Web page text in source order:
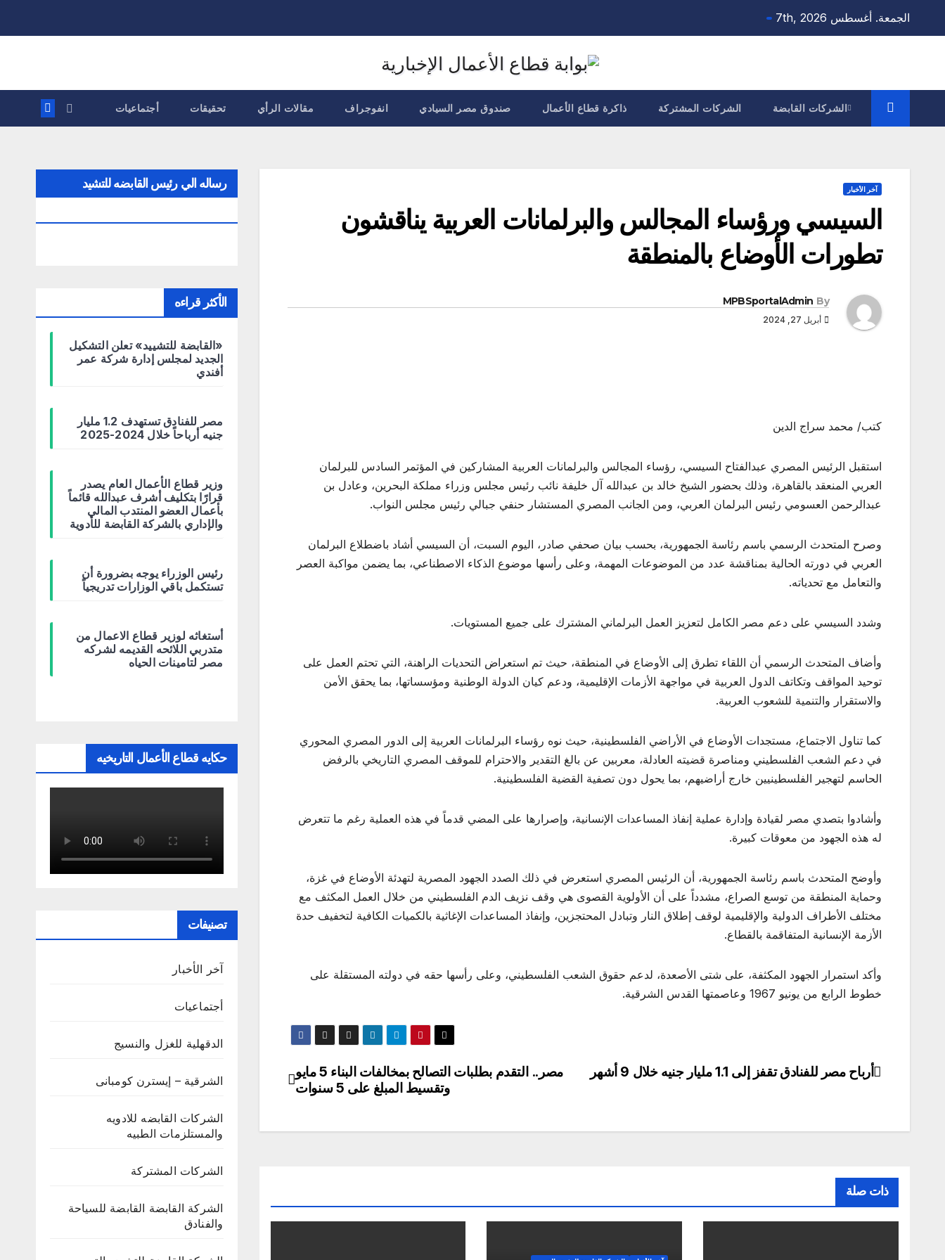
الجمعة. أغسطس 7th, 2026
الشركات القابضة الشركات المشتركة ذاكرة قطاع الأعمال صندوق مصر السيادي انفوجراف مقالات الرأي تحقيقات أجتماعيات
آخر الأخبار
السيسي ورؤساء المجالس والبرلمانات العربية يناقشون
تطورات الأوضاع بالمنطقة
By
MPBSportalAdmin
أبريل 27, 2024
كتب/ محمد سراج الدين
استقبل الرئيس المصري عبدالفتاح السيسي، رؤساء المجالس والبرلمانات العربية المشاركين في المؤتمر السادس للبرلمان
العربي المنعقد بالقاهرة، وذلك بحضور الشيخ خالد بن عبدالله آل خليفة نائب رئيس مجلس وزراء مملكة البحرين، وعادل بن
عبدالرحمن العسومي رئيس البرلمان العربي، ومن الجانب المصري المستشار حنفي جبالي رئيس مجلس النواب.
وصرح المتحدث الرسمي باسم رئاسة الجمهورية، بحسب بيان صحفي صادر، اليوم السبت، أن السيسي أشاد باضطلاع البرلمان
العربي في دورته الحالية بمناقشة عدد من الموضوعات المهمة، وعلى رأسها موضوع الذكاء الاصطناعي، بما يضمن مواكبة العصر
والتعامل مع تحدياته.
وشدد السيسي على دعم مصر الكامل لتعزيز العمل البرلماني المشترك على جميع المستويات.
وأضاف المتحدث الرسمي أن اللقاء تطرق إلى الأوضاع في المنطقة، حيث تم استعراض التحديات الراهنة، التي تحتم العمل على
توحيد المواقف وتكاتف الدول العربية في مواجهة الأزمات الإقليمية، ودعم كيان الدولة الوطنية ومؤسساتها، بما يحقق الأمن
والاستقرار والتنمية للشعوب العربية.
كما تناول الاجتماع، مستجدات الأوضاع في الأراضي الفلسطينية، حيث نوه رؤساء البرلمانات العربية إلى الدور المصري المحوري
في دعم الشعب الفلسطيني ومناصرة قضيته العادلة، معربين عن بالغ التقدير والاحترام للموقف المصري التاريخي بالرفض
الحاسم لتهجير الفلسطينيين خارج أراضيهم، بما يحول دون تصفية القضية الفلسطينية.
وأشادوا بتصدي مصر لقيادة وإدارة عملية إنفاذ المساعدات الإنسانية، وإصرارها على المضي قدماً في هذه العملية رغم ما تتعرض
له هذه الجهود من معوقات كبيرة.
وأوضح المتحدث باسم رئاسة الجمهورية، أن الرئيس المصري استعرض في ذلك الصدد الجهود المصرية لتهدئة الأوضاع في غزة،
وحماية المنطقة من توسع الصراع، مشدداً على أن الأولوية القصوى هي وقف نزيف الدم الفلسطيني من خلال العمل المكثف مع
مختلف الأطراف الدولية والإقليمية لوقف إطلاق النار وتبادل المحتجزين، وإنفاذ المساعدات الإغاثية بالكميات الكافية لتخفيف حدة
الأزمة الإنسانية المتفاقمة بالقطاع.
وأكد استمرار الجهود المكثفة، على شتى الأصعدة، لدعم حقوق الشعب الفلسطيني، وعلى رأسها حقه في دولته المستقلة على
خطوط الرابع من يونيو 1967 وعاصمتها القدس الشرقية.
تصفّح
مصر.. التقدم بطلبات التصالح بمخالفات البناء 5 مايو
وتقسيط المبلغ على 5 سنوات
أرباح مصر للفنادق تقفز إلى 1.1 مليار جنيه خلال 9 أشهر
ذات صلة
رساله الي رئيس القابضه للتشيد
الأكثر قراءه
«القابضة للتشييد» تعلن التشكيل
الجديد لمجلس إدارة شركة عمر
أفندي
مصر للفنادق تستهدف 1.2 مليار
جنيه أرباحاً خلال 2024-2025
وزير قطاع الأعمال العام يصدر
قرارًا بتكليف أشرف عبدالله قائماً
بأعمال العضو المنتدب المالي
والإداري بالشركة القابضة للأدوية
رئيس الوزراء يوجه بضرورة أن
تستكمل باقي الوزارات تدريجياً
أستغاثه لوزير قطاع الاعمال من
متدربي اللائحه القديمه لشركه
مصر لتامينات الحياه
حكايه قطاع الأعمال التاريخيه
تصنيفات
آخر الأخبار
أجتماعيات
الدقهلية للغزل والنسيج
الشرقية – إيسترن كومبانى
الشركات القابضه للادويه
والمستلزمات الطبيه
الشركات المشتركة
الشركة القابضة القابضة للسياحة
والفنادق